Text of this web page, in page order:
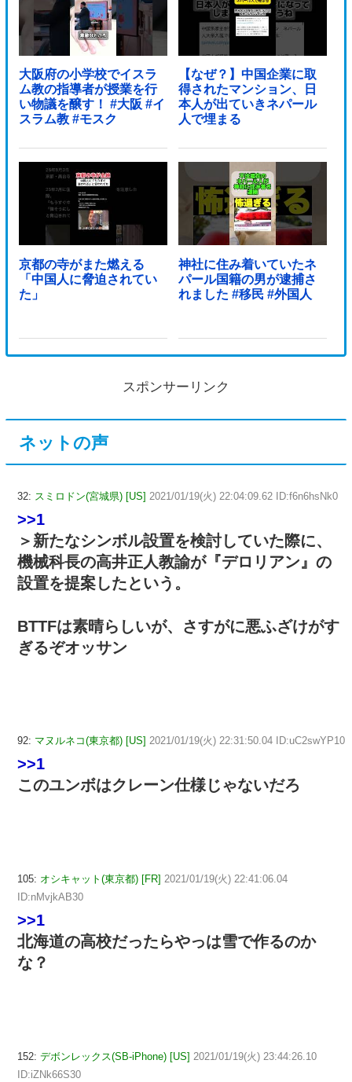
大阪府の小学校でイスラ
ム教の指導者が授業を行
い物議を醸す！ #大阪 #イ
スラム教 #モスク
【なぜ？】中国企業に取
得されたマンション、日
本人が出ていきネパール
人で埋まる
京都の寺がまた燃える
「中国人に脅迫されてい
た」
神社に住み着いていたネ
パール国籍の男が逮捕さ
れました #移民 #外国人
スポンサーリンク
ネットの声
32: スミロドン(宮城県) [US] 2021/01/19(火) 22:04:09.62 ID:f6n6hsNk0
>>1
＞新たなシンボル設置を検討していた際に、
機械科長の高井正人教諭が『デロリアン』の
設置を提案したという。
BTTFは素晴らしいが、さすがに悪ふざけがす
ぎるぞオッサン
92: マヌルネコ(東京都) [US] 2021/01/19(火) 22:31:50.04 ID:uC2swYP10
>>1
このユンボはクレーン仕様じゃないだろ
105: オシキャット(東京都) [FR] 2021/01/19(火) 22:41:06.04
ID:nMvjkAB30
>>1
北海道の高校だったらやっは雪で作るのか
な？
152: デボンレックス(SB-iPhone) [US] 2021/01/19(火) 23:44:26.10
ID:iZNk66S30